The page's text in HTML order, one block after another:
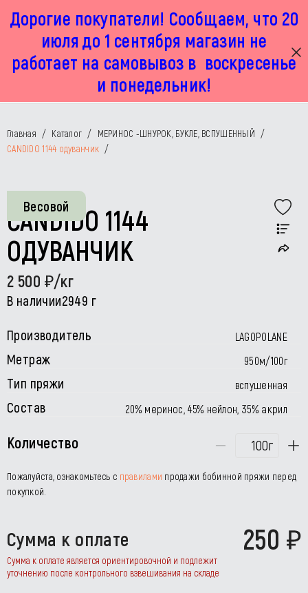
Дорогие покупатели! Сообщаем, что 20
июля до 1 сентября магазин не
работает на самовывоз в воскресенье
и понедельник!
г. Москва, Маленковская 32 стр 2А
пн-пт с 11:00 до 19:00, сб с 11:00 до 17:00
+7 925 449 67 92
Главная / Каталог / МЕРИНОС -ШНУРОК, БУКЛЕ, ВСПУШЕННЫЙ /
CANDIDO 1144 одуванчик /
Весовой
CANDIDO 1144
ОДУВАНЧИК
2 500 /кг
В наличии2949 г
Производитель LAGOPOLANE
Метраж 950м/100г
Тип пряжи вспушенная
Состав 20% меринос, 45% нейлон, 35% акрил
Количество г
Пожалуйста, ознакомьтесь с правилами продажи бобинной пряжи перед
покупкой.
Сумма к оплате 250
Сумма к оплате является ориентировочной и подлежит
уточнению после контрольного взвешивания на складе